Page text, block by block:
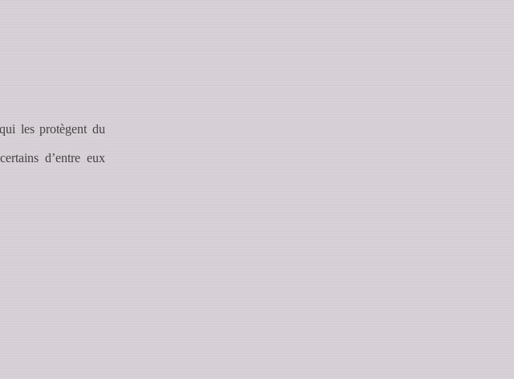
les protègent du
d’entre eux